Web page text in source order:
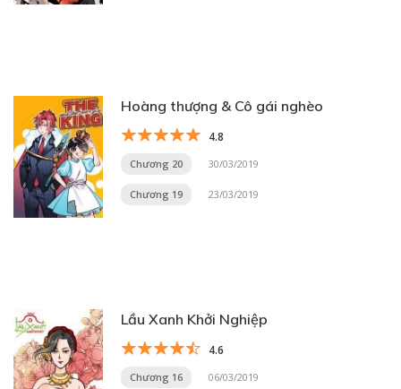
Hoàng thượng & Cô gái nghèo
4.8
Chương 20 30/03/2019
Chương 19 23/03/2019
Lầu Xanh Khởi Nghiệp
4.6
Chương 16 06/03/2019